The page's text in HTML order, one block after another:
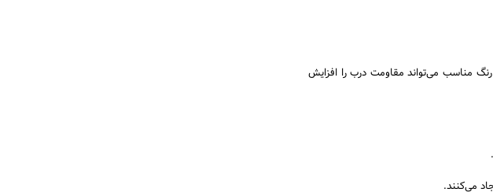
مناسب می‌تواند مقاومت درب را افزایش
می‌کنند.